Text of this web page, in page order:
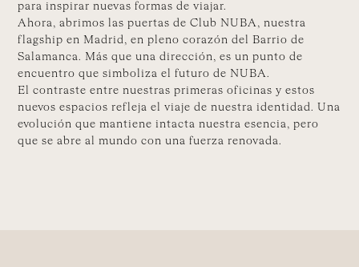
para inspirar nuevas formas de viajar.
Ahora, abrimos las puertas de Club NUBA, nuestra
flagship en Madrid, en pleno corazón del Barrio de
Salamanca. Más que una dirección, es un punto de
encuentro que simboliza el futuro de NUBA.
El contraste entre nuestras primeras oficinas y estos
nuevos espacios refleja el viaje de nuestra identidad. Una
evolución que mantiene intacta nuestra esencia, pero
que se abre al mundo con una fuerza renovada.